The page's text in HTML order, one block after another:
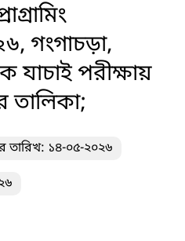
গংগাচড়া,
যাচাই পরীক্ষায়
তালিকা;
তারিখ: ১৪-০৫-২০২৬